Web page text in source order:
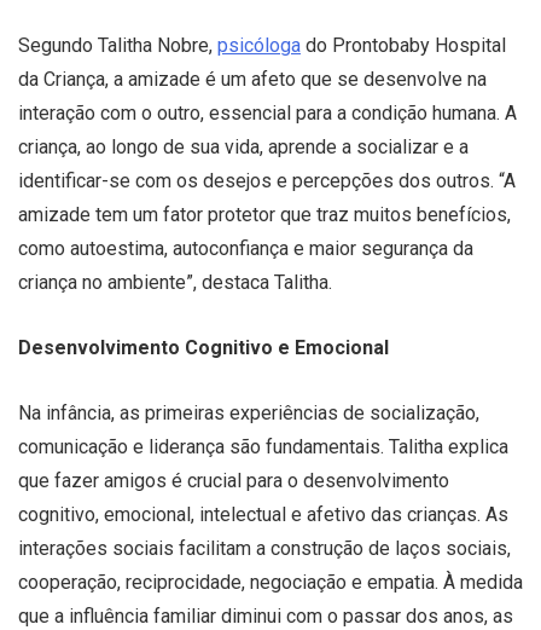
Segundo Talitha Nobre, psicóloga do Prontobaby Hospital
da Criança, a amizade é um afeto que se desenvolve na
interação com o outro, essencial para a condição humana. A
criança, ao longo de sua vida, aprende a socializar e a
identificar-se com os desejos e percepções dos outros. “A
amizade tem um fator protetor que traz muitos benefícios,
como autoestima, autoconfiança e maior segurança da
criança no ambiente”, destaca Talitha.
Desenvolvimento Cognitivo e Emocional
Na infância, as primeiras experiências de socialização,
comunicação e liderança são fundamentais. Talitha explica
que fazer amigos é crucial para o desenvolvimento
cognitivo, emocional, intelectual e afetivo das crianças. As
interações sociais facilitam a construção de laços sociais,
cooperação, reciprocidade, negociação e empatia. À medida
que a influência familiar diminui com o passar dos anos, as